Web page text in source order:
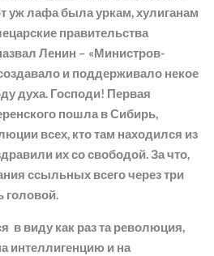
уж лафа была уркам, хулиганам
правительства
Ленин – «Министров-
и поддерживало некое
духа. Господи! Первая
пошла в Сибирь,
всех, кто там находился из
их со свободой. За что,
ссыльных всего через три
головой.
в виду как раз та революция,
интеллигенцию и на